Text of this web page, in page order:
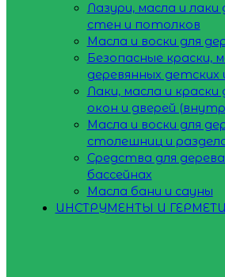
Лазури, масла и лаки
стен и потолков
Масла и воски для
Безопасные краски,
деревянных детских
Лаки, масла и краски
окон и дверей
Масла и воски для
столешниц и
Средства для
бассейнах
Масла бани и сауны
ИНСТРУМЕНТЫ И